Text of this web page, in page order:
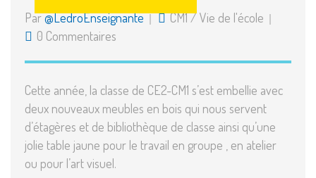
Par@LedroEnseignante CM1/Vie de l'école
0 Commentaires
Cette année, la classe de CE2-CM1 s’est embellie avec
deux nouveaux meubles en bois qui nous servent
d’étagères et de bibliothèque de classe ainsi qu’une
jolie table jaune pour le travail en groupe , en atelier
ou pour l’art visuel.